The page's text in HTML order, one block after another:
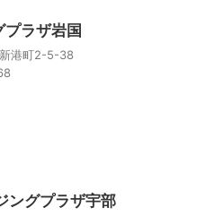
ラザ岩国
港町2-5-38
ングプラザ宇部